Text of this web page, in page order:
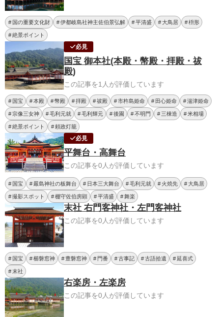
国の重要文化財 伊都岐島社神主佐伯景弘解 平清盛 大鳥居 枡形
絶景ポイント
必見
国宝 御本社(本殿・幣殿・拝殿・祓
殿)
この記事を1人が評価しています
国宝 本殿 幣殿 拝殿 祓殿 市杵島姫命 田心姫命 湍津姫命
宗像三女神 毛利元就 毛利輝元 後園 不明門 三棟造 米相場
絶景ポイント 頼政灯籠
必見
平舞台・高舞台
この記事を0人が評価しています
国宝 嚴島神社の板舞台 日本三大舞台 毛利元就 火焼先 大鳥居
撮影スポット 棚守佐伯房顕 平清盛 舞楽
末社 右門客神社・左門客神社
この記事を0人が評価しています
国宝 櫛磐窓神 豊磐窓神 門番 古事記 古語拾遺 延喜式
末社
右楽房・左楽房
この記事を0人が評価しています